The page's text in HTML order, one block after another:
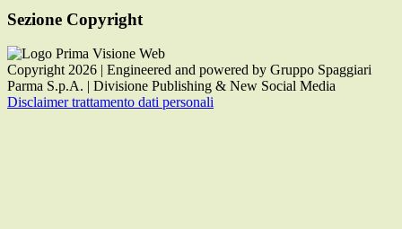
Sezione Copyright
Copyright 2026 | Engineered and powered by Gruppo Spaggiari
Parma S.p.A. | Divisione Publishing & New Social Media
Disclaimer trattamento dati personali